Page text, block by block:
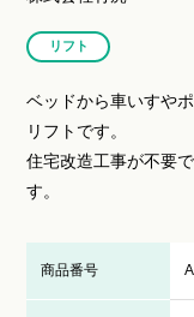
リフト
ベッドから車いすや
リフトです。
住宅改造工事が不要
す。
商品番号